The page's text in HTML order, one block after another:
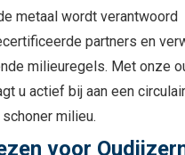
metaal wordt verantwoord
partners en
milieuregels. Met onze
u actief bij aan een
milieu.
voor